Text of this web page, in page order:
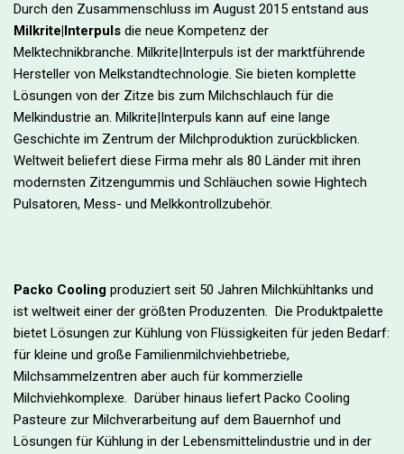
Durch den Zusammenschluss im August 2015 entstand aus
Milkrite|Interpuls die neue Kompetenz der
Melktechnikbranche. Milkrite|Interpuls ist der marktführende
Hersteller von Melkstandtechnologie. Sie bieten komplette
Lösungen von der Zitze bis zum Milchschlauch für die
Melkindustrie an. Milkrite|Interpuls kann auf eine lange
Geschichte im Zentrum der Milchproduktion zurückblicken.
Weltweit beliefert diese Firma mehr als 80 Länder mit ihren
modernsten Zitzengummis und Schläuchen sowie Hightech
Pulsatoren, Mess- und Melkkontrollzubehör.
Packo Cooling produziert seit 50 Jahren Milchkühltanks und
ist weltweit einer der größten Produzenten. Die Produktpalette
bietet Lösungen zur Kühlung von Flüssigkeiten für jeden Bedarf:
für kleine und große Familienmilchviehbetriebe,
Milchsammelzentren aber auch für kommerzielle
Milchviehkomplexe. Darüber hinaus liefert Packo Cooling
Pasteure zur Milchverarbeitung auf dem Bauernhof und
Lösungen für Kühlung in der Lebensmittelindustrie und in der